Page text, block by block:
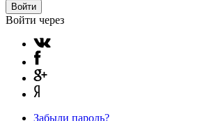
Войти
Войти через
Забыли пароль?